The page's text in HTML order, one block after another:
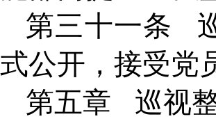
第三十一条
式公开，接受党
第五章
巡视